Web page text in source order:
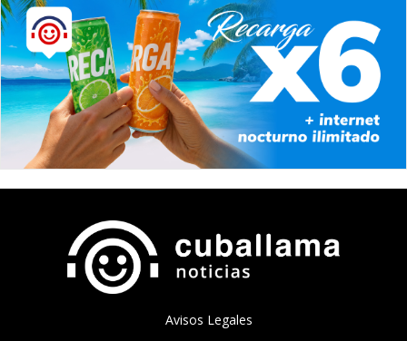
Avisos Legales